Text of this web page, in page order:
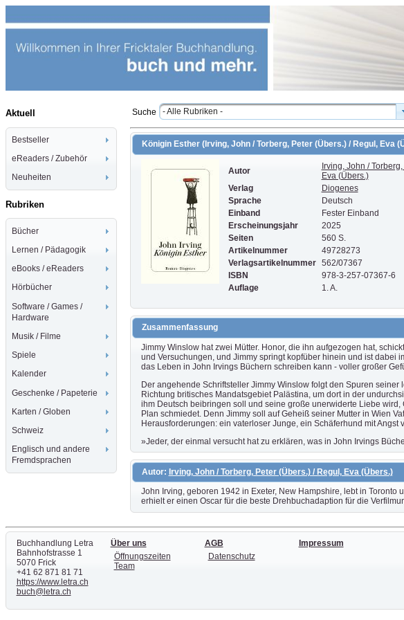
Aktuell
Bestseller
eReaders / Zubehör
Neuheiten
Rubriken
Bücher
Lernen / Pädagogik
eBooks / eReaders
Hörbücher
Software / Games /
Hardware
Musik / Filme
Spiele
Kalender
Geschenke / Papeterie
Karten / Globen
Schweiz
Englisch und andere
Fremdsprachen
Suche - Alle Rubriken -
Königin Esther (Irving, John / Torberg, Peter (Übers.) / Regul, Eva
Autor
Irving, John /
Eva (Übers.)
Verlag
Diogenes
Sprache
Deutsch
Einband
Fester Einband
Erscheinungsjahr
2025
Seiten
560 S.
Artikelnummer
49728273
Verlagsartikelnummer
562/07367
ISBN
978-3-257-07367-6
Auflage
1. A.
Zusammenfassung
Jimmy Winslow hat zwei Mütter. Honor, die ihn aufgezogen hat,
und Versuchungen, und Jimmy springt kopfüber hinein und ist dabei
das Leben in John Irvings Büchern schreiben kann - voller großer
Der angehende Schriftsteller Jimmy Winslow folgt den Spuren
Richtung britisches Mandatsgebiet Palästina, um dort in der
ihm Deutsch beibringen soll und seine große unerwiderte Liebe
Plan schmiedet. Denn Jimmy soll auf Geheiß seiner Mutter in Wien
Herausforderungen: ein vaterloser Junge, ein Schäferhund mit
»Jeder, der einmal versucht hat zu erklären, was in John Irvings
Autor: Irving, John / Torberg, Peter (Übers.) / Regul, Eva (Übers.)
John Irving, geboren 1942 in Exeter, New Hampshire, lebt in
erhielt er einen Oscar für die beste Drehbuchadaption für die
Buchhandlung Letra
Bahnhofstrasse 1
5070 Frick
+41 62 871 81 71
https://www.letra.ch
buch@letra.ch
Über uns
Öffnungszeiten
Team
AGB
Datenschutz
Impressum